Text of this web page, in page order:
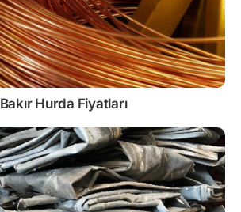
Bakır Hurda Fiyatları